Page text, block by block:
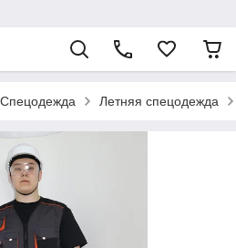
Спецодежда Летняя спецодежда